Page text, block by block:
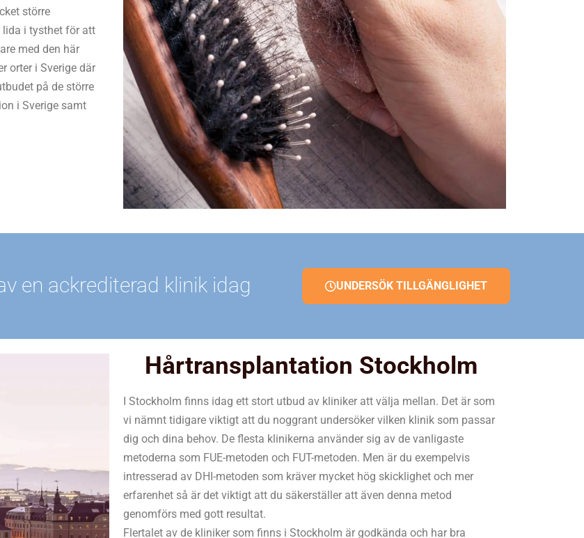
större
lida i tysthet för att
med den här
orter i Sverige där
på de större
i Sverige samt
en ackrediterad klinik idag UNDERSÖK TILLGÄNGLIGHET
Hårtransplantation Stockholm
I Stockholm finns idag ett stort utbud av kliniker att välja mellan. Det är som
vi nämnt tidigare viktigt att du noggrant undersöker vilken klinik som passar
dig och dina behov. De flesta klinikerna använder sig av de vanligaste
metoderna som FUE-metoden och FUT-metoden. Men är du exempelvis
intresserad av DHI-metoden som kräver mycket hög skicklighet och mer
erfarenhet så är det viktigt att du säkerställer att även denna metod
genomförs med gott resultat.
Flertalet av de kliniker som finns i Stockholm är godkända och har bra